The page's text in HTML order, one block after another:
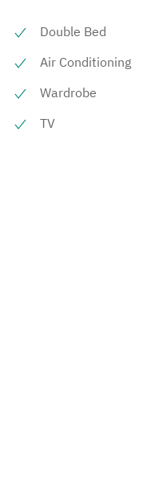
Double Bed
Air Conditioning
Wardrobe
TV